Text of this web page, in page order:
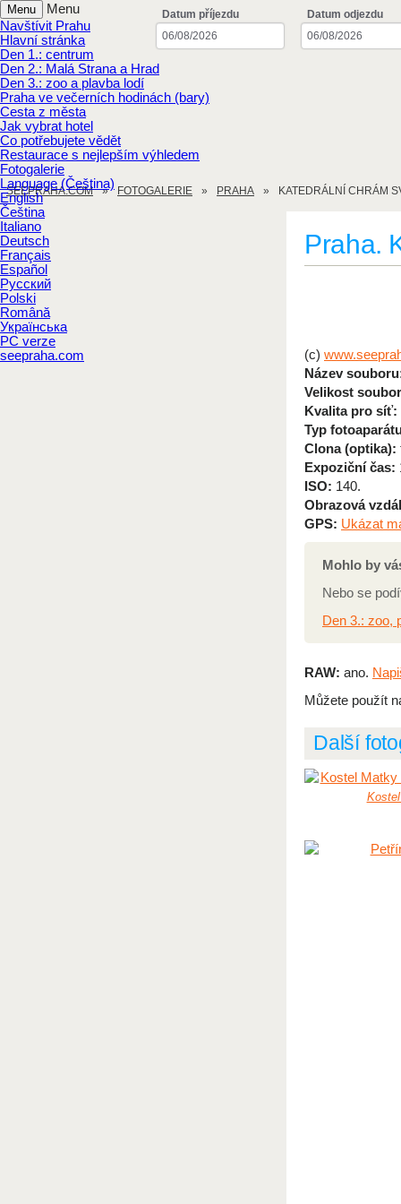
Menu
Menu
Navštívit Prahu
Hlavní stránka
Den 1.: centrum
Den 2.: Malá Strana a Hrad
Den 3.: zoo a plavba lodí
Praha ve večerních hodinách (bary)
Cesta z města
Jak vybrat hotel
Co potřebujete vědět
Restaurace s nejlepším výhledem
Fotogalerie
Language (Čeština)
English
Čeština
Italiano
Deutsch
Français
Español
Русский
Polski
Română
Українська
PC verze
seepraha.com
Datum příjezdu Datum odjezdu
SEEPRAHA.COM FOTOGALERIE PRAHA KATEDRÁLNÍ CHRÁM
Praha.
(c)
Název
Velikost
Kvalita pro síť:
Typ
Clona (optika):
Expoziční čas:
ISO: 140.
Obrazová
GPS: Ukázat
Mohlo by
Nebo se
Den 3.: zoo,
RAW: ano.
Můžete použít
Další